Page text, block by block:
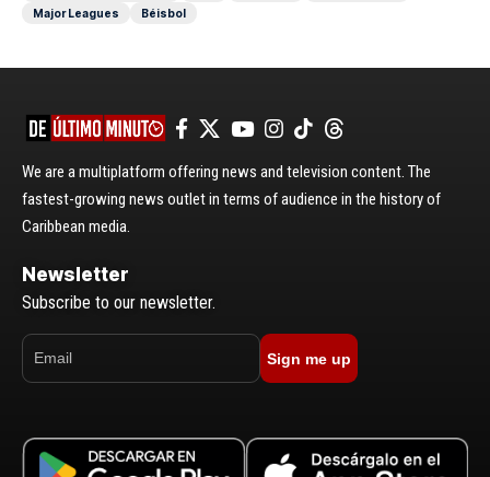
Major Leagues
Béisbol
We are a multiplatform offering news and television content. The
fastest-growing news outlet in terms of audience in the history of
Caribbean media.
Newsletter
Subscribe to our newsletter.
Sign me up